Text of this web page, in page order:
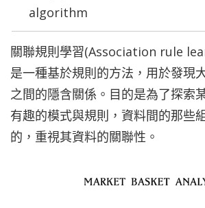
algorithm
關聯規則學習(Association rule
是一種基於規則的方法，用於發現
之間的隱含關係。目的是為了探索
有趣的模式與規則，資料間的那些
的，重視其資料的關聯性。